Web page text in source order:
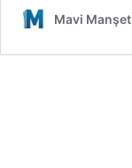
Mavi Manşet